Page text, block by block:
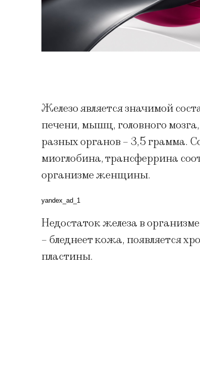
Железо является значимой
печени, мышц, головного
разных органов – 3,5 грамма.
миоглобина, трансферрина
организме женщины.
yandex_ad_1
Недостаток железа в
– бледнеет кожа, появляется
пластины.